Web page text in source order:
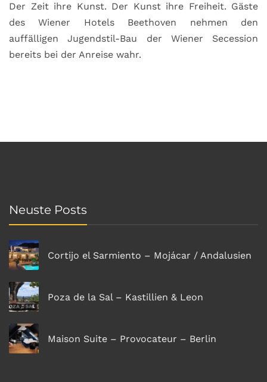
Der Zeit ihre Kunst. Der Kunst ihre Freiheit. Gäste
des Wiener Hotels Beethoven nehmen den
auffälligen Jugendstil-Bau der Wiener Secession
bereits bei der Anreise wahr.
Neuste Posts
Cortijo el Sarmiento – Mojácar / Andalusien
Poza de la Sal – Kastillien & Leon
Maison Suite – Provocateur – Berlin